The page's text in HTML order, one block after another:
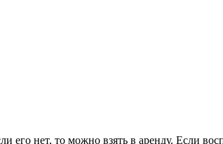
его нет, то можно взять в аренду. Если